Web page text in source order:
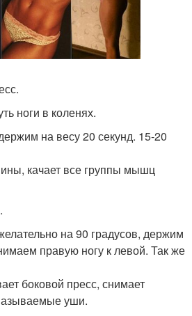
ноги в коленях.
на весу 20 секунд. 15-20
качает все группы мышц
на 90 градусов, держим
правую ногу к левой. Так же
боковой пресс, снимает
уши.